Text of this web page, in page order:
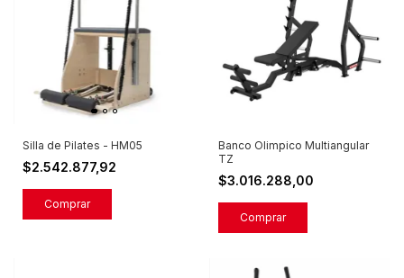
Silla de Pilates - HM05
$2.542.877,92
Banco Olimpico Multiangular
TZ
$3.016.288,00